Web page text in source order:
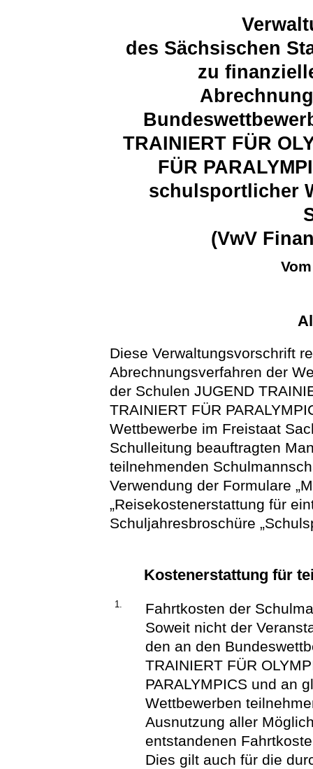
des Sächsischen
zu
TRAINIERT FÜR
FÜR
schulsportlicher
(VwV
Diese Verwaltungsvorschrift
Abrechnungsverfahren der
der Schulen JUGEND
TRAINIERT FÜR
Wettbewerbe im Freistaat
Schulleitung beauftragten
teilnehmenden
Verwendung der Formulare
„Reisekostenerstattung für
Schuljahresbroschüre
Kostenerstattung für
1.
Fahrtkosten der
Soweit nicht der
den an den
TRAINIERT FÜR
PARALYMPICS und an
Wettbewerben
Ausnutzung aller
entstandenen
Dies gilt auch für die